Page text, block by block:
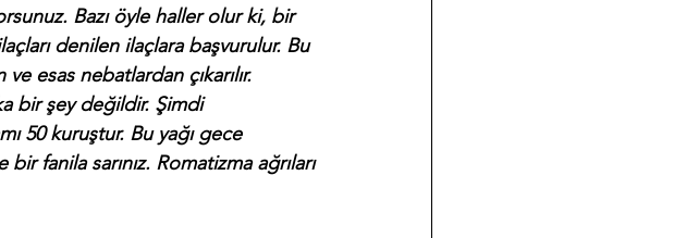
Bazı öyle haller olur ki, bir
denilen ilaçlara başvurulur. Bu
esas nebatlardan çıkarılır.
bir şey değildir. Şimdi
50 kuruştur. Bu yağı gece
fanila sarınız. Romatizma ağrıları